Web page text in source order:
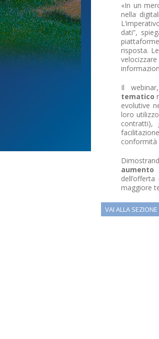
«In un
nella
dati”,
risposta.
Il
tematico
evolutive
loro
contratti),
conformità
aumento
maggiore
VAI ALLA